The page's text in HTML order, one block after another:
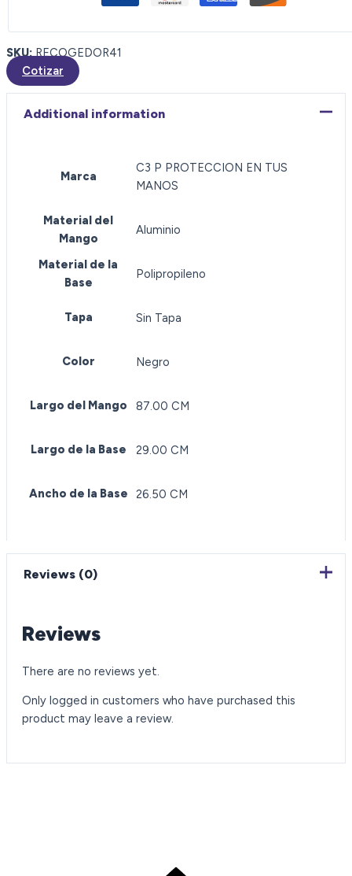
SKU: RECOGEDOR41
Cotizar
Additional information
Marca
C3 P PROTECCION EN TUS
MANOS
Material del
Mango
Aluminio
Material de la
Base
Polipropileno
Tapa Sin Tapa
Color Negro
Largo del Mango 87.00 CM
Largo de la Base 29.00 CM
Ancho de la Base 26.50 CM
Reviews (0)
Reviews
There are no reviews yet.
Only logged in customers who have purchased this
product may leave a review.